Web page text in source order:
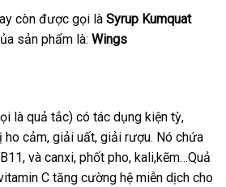
còn được gọi là Syrup Kumquat
sản phẩm là: Wings
là quả tắc) có tác dụng kiện tỳ,
cảm, giải uất, giải rượu. Nó chứa
và canxi, phốt pho, kali,kẽm…Quả
C tăng cường hệ miễn dịch cho